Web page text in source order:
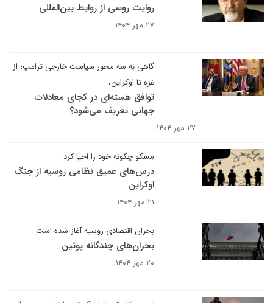
روایت روسی از روابط بین‌المللی
۲۷ مهر ۱۴۰۴
گاهی به سه محور سیاست خارجی ترامپ؛ از
غزه تا اوکراین،
توافق هسته‌ای در کجای معادلات
جهانی تعریف می‌شود؟
۲۷ مهر ۱۴۰۴
مسکو چگونه خود را احیا کرد
درس‌های عمیق نظامی روسیه از جنگ
اوکراین
۲۱ مهر ۱۴۰۴
بحران اقتصادی روسیه آغاز شده است
بحران‌های چندگانه پوتین
۲۰ مهر ۱۴۰۴